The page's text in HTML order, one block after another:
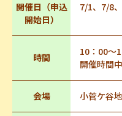
開催日（申込
開始日）
7/1、7/8
時間
10：00～
開催時間
会場 小菅ケ谷